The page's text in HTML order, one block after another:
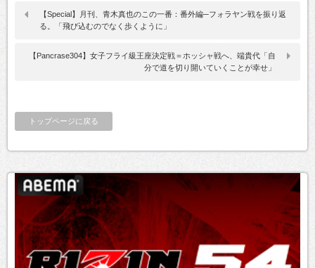
【Special】月刊、青木真也のこの一番：番外編─フォラヤン戦を振り返
る。「飛び込むのでなく歩くように」
【Pancrase304】女子フライ級王座決定戦＝ホッシャ戦へ、端貴代「自
分で道を切り開いていくことが幸せ」
トップページに戻る